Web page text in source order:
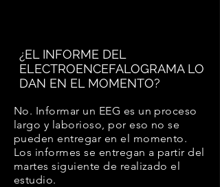
¿EL INFORME DEL
ELECTROENCEFALOGRAMA LO
DAN EN EL MOMENTO?
No. Informar un EEG es un proceso
largo y laborioso, por eso no se
pueden entregar en el momento.
Los informes se entregan a partir del
martes siguiente de realizado el
estudio.